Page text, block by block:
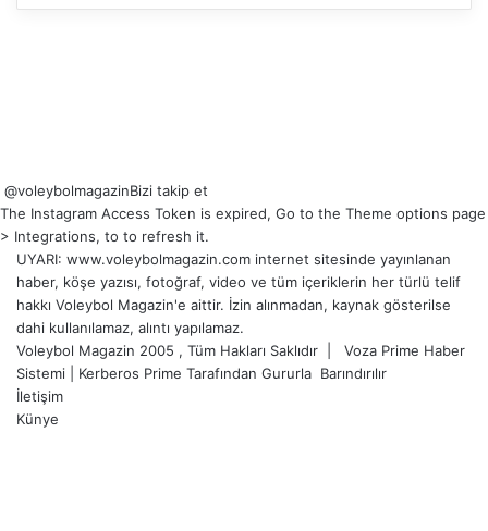
@voleybolmagazinBizi takip et
The Instagram Access Token is expired, Go to the Theme options page
> Integrations, to to refresh it.
UYARI: www.voleybolmagazin.com internet sitesinde yayınlanan
haber, köşe yazısı, fotoğraf, video ve tüm içeriklerin her türlü telif
hakkı Voleybol Magazin'e aittir. İzin alınmadan, kaynak gösterilse
dahi kullanılamaz, alıntı yapılamaz.
Voleybol Magazin 2005 , Tüm Hakları Saklıdır | Voza Prime Haber
Sistemi
Kerberos Prime Tarafından Gururla Barındırılır
İletişim
Künye